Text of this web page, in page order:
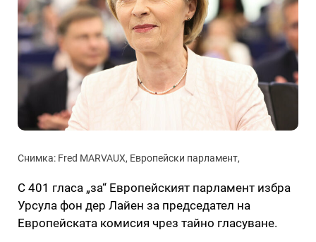
Снимка: Fred MARVAUX, Европейски парламент,
С 401 гласа „за“ Европейският парламент избра
Урсула фон дер Лайен за председател на
Европейската комисия чрез тайно гласуване.